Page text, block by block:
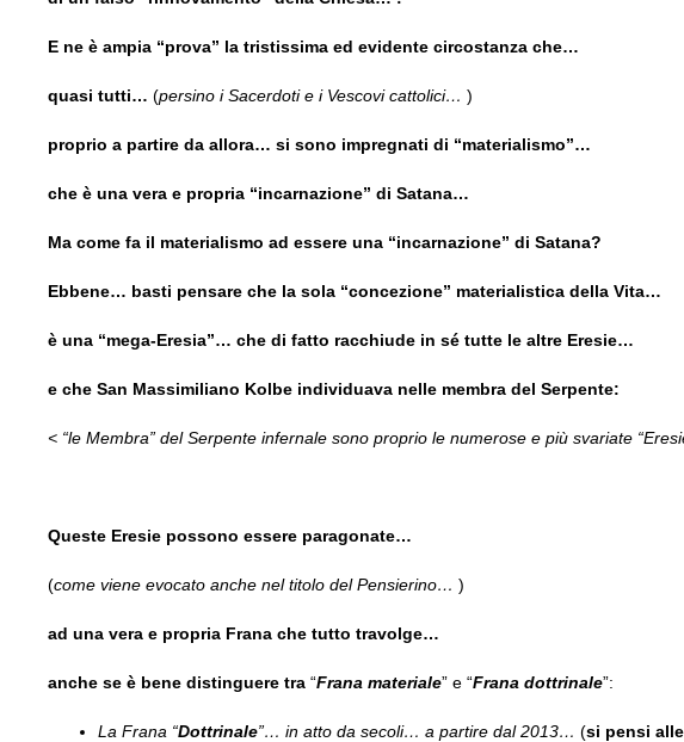
E ne è ampia “prova” la tristissima ed evidente circostanza che…
quasi tutti… (persino i Sacerdoti e i Vescovi cattolici… )
proprio a partire da allora… si sono impregnati di “materialismo”…
che è una vera e propria “incarnazione” di Satana…
Ma come fa il materialismo ad essere una “incarnazione” di Satana?
Ebbene… basti pensare che la sola “concezione” materialistica della Vita…
è una “mega-Eresia”… che di fatto racchiude in sé tutte le altre Eresie…
e che San Massimiliano Kolbe individuava nelle membra del Serpente:
< “le Membra” del Serpente infernale sono proprio le numerose e più svariate
Queste Eresie possono essere paragonate…
(come viene evocato anche nel titolo del Pensierino… )
ad una vera e propria Frana che tutto travolge…
anche se è bene distinguere tra “Frana materiale” e “Frana dottrinale”:
La Frana “Dottrinale”… in atto da secoli… a partire dal 2013… (si pensi